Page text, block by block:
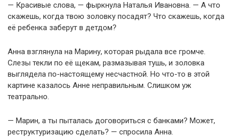
— Красивые слова, — фыркнула Наталья Ивановна. — А что
скажешь, когда твою золовку посадят? Что скажешь, когда
её ребенка заберут в детдом?
Анна взглянула на Марину, которая рыдала все громче.
Слезы текли по её щекам, размазывая тушь, и золовка
выглядела по-настоящему несчастной. Но что-то в этой
картине казалось Анне неправильным. Слишком уж
театрально.
— Марин, а ты пыталась договориться с банками? Может,
реструктуризацию сделать? — спросила Анна.